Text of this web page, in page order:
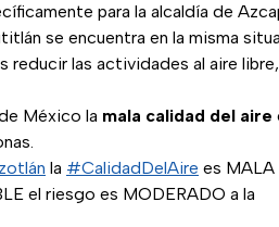
para la alcaldía de
se encuentra en la misma
reducir las actividades al aire
México la mala calidad del aire
la #CalidadDelAire es MALA
el riesgo es MODERADO a la